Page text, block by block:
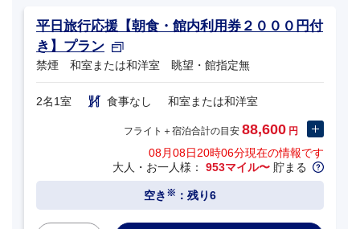
平日旅行応援【朝食・館内利用券２０００円付
き】プラン
禁煙 和室または和洋室 眺望・館指定無
2名1室 食事なし 和室または和洋室
フライト＋宿泊合計の目安 88,600 円
08月08日20時06分現在の情報です
大人・お一人様： 953マイル〜 貯まる
空き ※ ：残り6